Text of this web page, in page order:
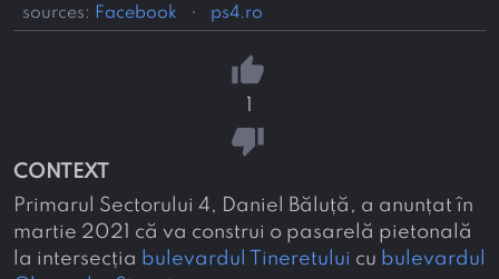
sources: Facebook ps4.ro
thumb_up
thumb_down
CONTEXT
Primarul Sectorului 4, Daniel Băluță, a anunțat în
martie 2021 că va construi o pasarelă pietonală
la intersecția bulevardul Tineretului cu bulevardul